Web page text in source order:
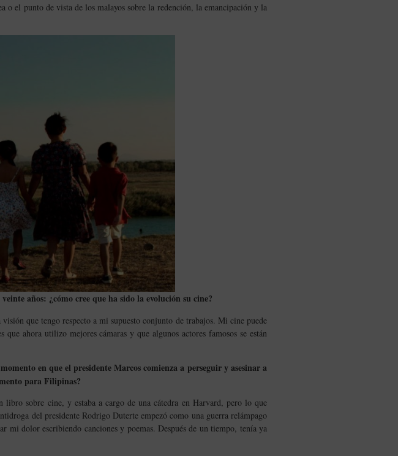
o el punto de vista de los malayos sobre la redención, la emancipación y la
años: ¿cómo cree que ha sido la evolución su cine?
que tengo respecto a mi supuesto conjunto de trabajos. Mi cine puede
ahora utilizo mejores cámaras y que algunos actores famosos se están
en que el presidente Marcos comienza a perseguir y asesinar a
para Filipinas?
sobre cine, y estaba a cargo de una cátedra en Harvard, pero lo que
del presidente Rodrigo Duterte empezó como una guerra relámpago
dolor escribiendo canciones y poemas. Después de un tiempo, tenía ya